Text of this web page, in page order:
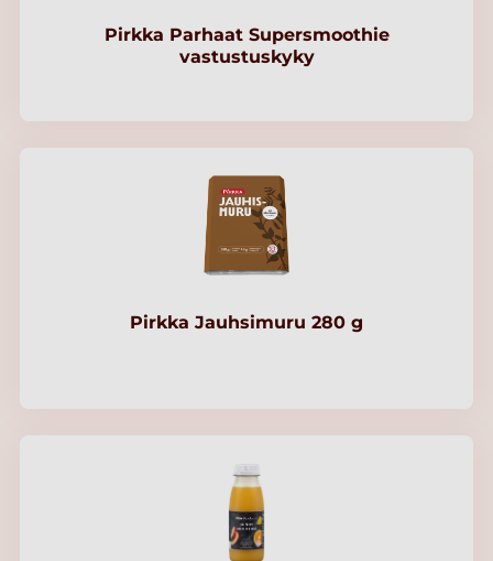
Pirkka Parhaat Supersmoothie
vastustuskyky
Pirkka Jauhsimuru 280 g